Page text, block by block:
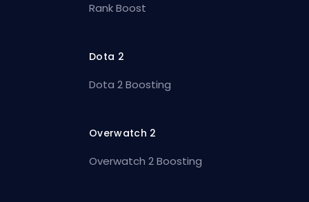
Rank Boost
Dota 2
Dota 2 Boosting
Overwatch 2
Overwatch 2 Boosting